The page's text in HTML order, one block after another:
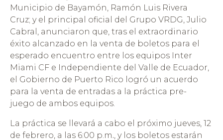
Municipio de Bayamón, Ramón Luis Rivera
Cruz; y el principal oficial del Grupo VRDG, Julio
Cabral, anunciaron que, tras el extraordinario
éxito alcanzado en la venta de boletos para el
esperado encuentro entre los equipos Inter
Miami CF e Independiente del Valle de Ecuador,
el Gobierno de Puerto Rico logró un acuerdo
para la venta de entradas a la práctica pre-
juego de ambos equipos.
La práctica se llevará a cabo el próximo jueves, 12
de febrero, a las 6:00 p.m., y los boletos estarán